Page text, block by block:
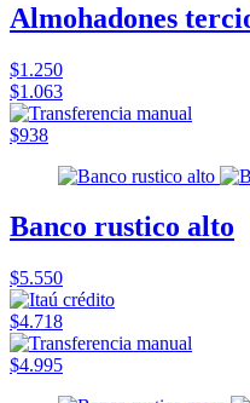
Almohadones
$1.250
$1.063
$938
Banco rustico alto
$5.550
$4.718
$4.995